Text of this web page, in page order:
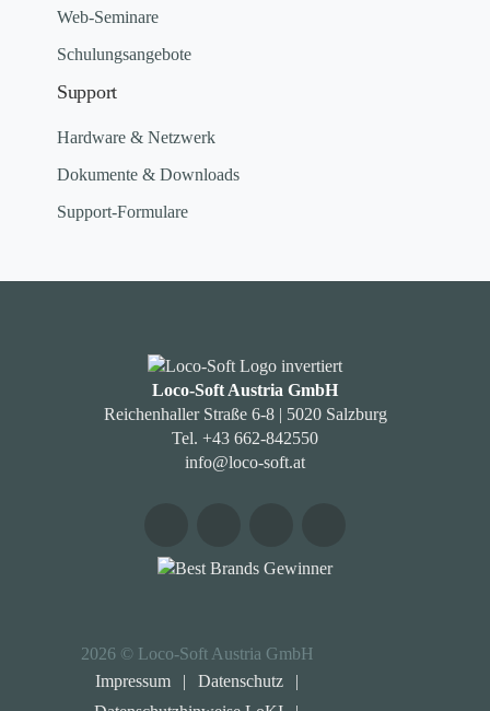
Web-Seminare
Schulungsangebote
Support
Hardware & Netzwerk
Dokumente & Downloads
Support-Formulare
Loco-Soft Austria GmbH
Reichenhaller Straße 6-8 | 5020 Salzburg
Tel. +43 662-842550
info@loco-soft.at
2026 © Loco-Soft Austria GmbH
Impressum
| Datenschutz
|